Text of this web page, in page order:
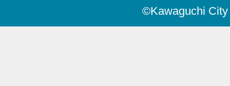
©Kawaguchi City